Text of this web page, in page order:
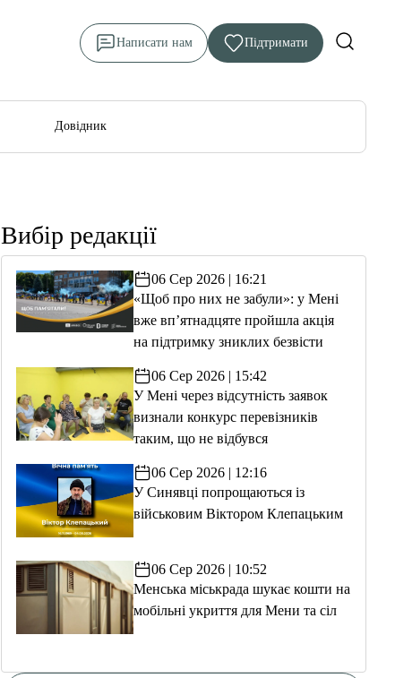
Написати нам Підтримати
Довідник
Вибір редакції
06 Сер 2026 | 16:21
«Щоб про них не забули»: у Мені
вже вп’ятнадцяте пройшла акція
на підтримку зниклих безвісти
06 Сер 2026 | 15:42
У Мені через відсутність заявок
визнали конкурс перевізників
таким, що не відбувся
06 Сер 2026 | 12:16
У Синявці попрощаються із
військовим Віктором Клепацьким
06 Сер 2026 | 10:52
Менська міськрада шукає кошти на
мобільні укриття для Мени та сіл